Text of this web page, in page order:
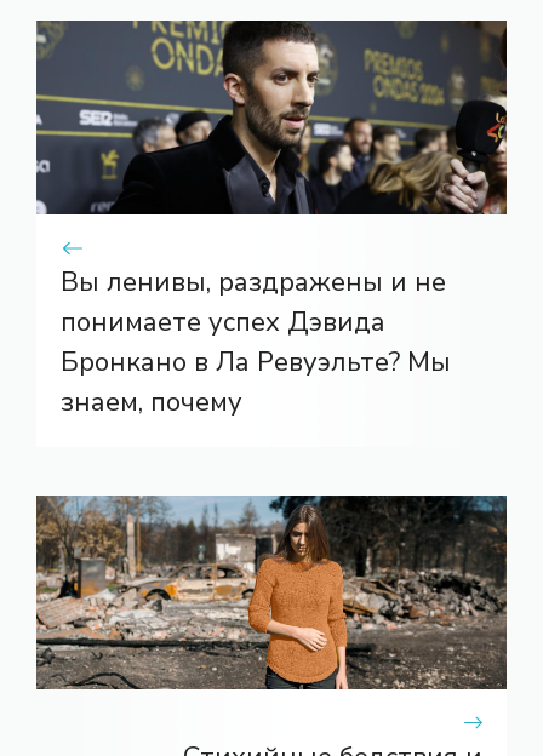
Вы ленивы, раздражены и не
понимаете успех Дэвида
Бронкано в Ла Ревуэльте? Мы
знаем, почему